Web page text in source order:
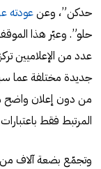
حدكن”، وعنعودته
حلو”. وعبّر هذا
عدد من الإعلاميين
جديدة مختلفة عما
من دون إعلان واضح
المرتبط فقط
وتجمّع بضعة آلاف من